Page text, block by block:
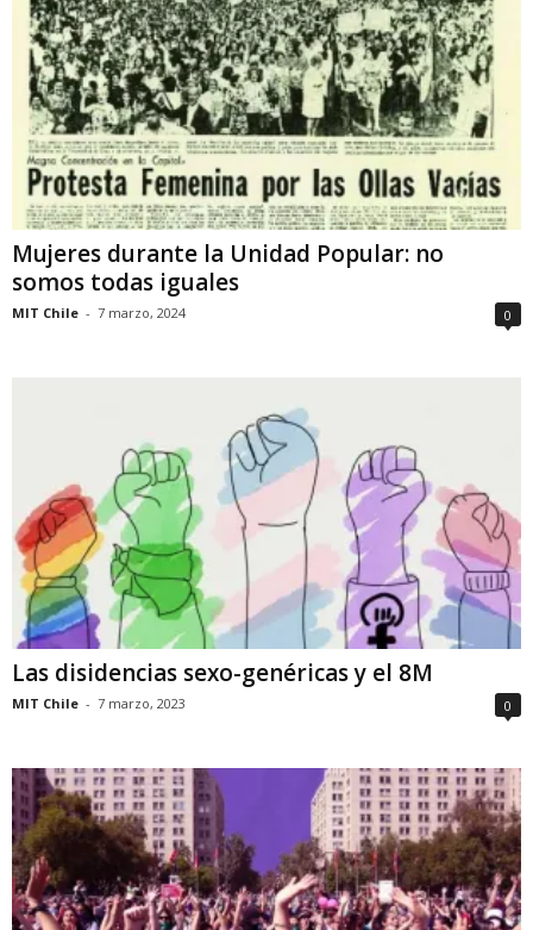
Mujeres durante la Unidad Popular: no
somos todas iguales
MIT Chile - 7 marzo, 2024 0
Las disidencias sexo-genéricas y el 8M
MIT Chile - 7 marzo, 2023 0